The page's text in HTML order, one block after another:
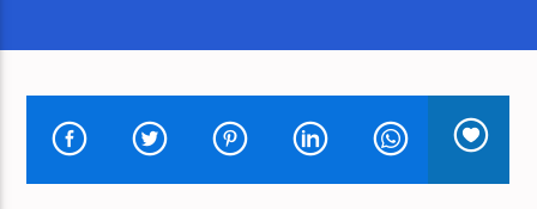
HUIDIG NUMMER
BONT